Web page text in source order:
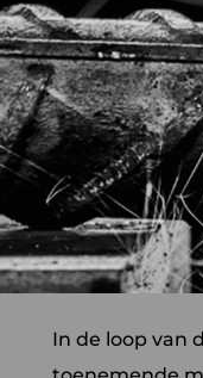
In de loop van